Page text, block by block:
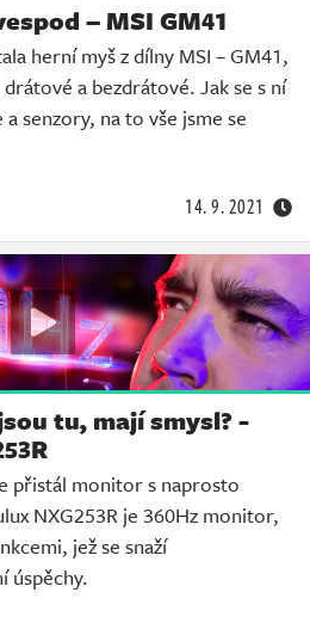
– MSI GM41
herní myš z dílny MSI – GM41,
a bezdrátové. Jak se s ní
senzory, na to vše jsme se
14. 9. 2021
tu, mají smysl? -
přistál monitor s naprosto
NXG253R je 360Hz monitor,
jež se snaží
úspěchy.